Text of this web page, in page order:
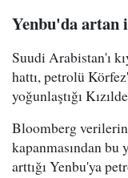
Yenbu'da artan
Suudi Arabistan'ı
hattı, petrolü
yoğunlaştığı
Bloomberg
kapanmasından
arttığı Yenbu'ya